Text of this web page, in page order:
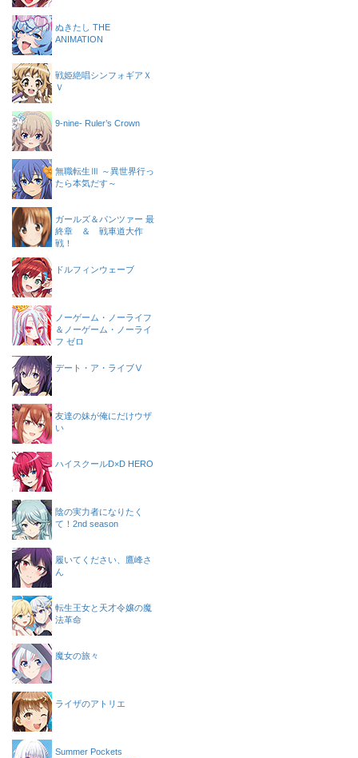
ぬきたし THE
ANIMATION
戦姫絶唱シンフォギアＸ
Ｖ
9-nine- Ruler’s Crown
無職転生Ⅲ ～異世界行っ
たら本気だす～
ガールズ＆パンツァー 最
終章 ＆ 戦車道大作
戦！
ドルフィンウェーブ
ノーゲーム・ノーライフ
＆ノーゲーム・ノーライ
フ ゼロ
デート・ア・ライブⅤ
友達の妹が俺にだけウザ
い
ハイスクールD×D HERO
陰の実力者になりたく
て！2nd season
履いてください、鷹峰さ
ん
転生王女と天才令嬢の魔
法革命
魔女の旅々
ライザのアトリエ
Summer Pockets